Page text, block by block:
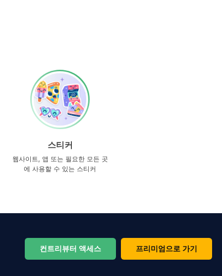
스티커
웹사이트, 앱 또는 필요한 모든 곳
에 사용할 수 있는 스티커
컨트리뷰터 액세스 프리미엄으로 가기